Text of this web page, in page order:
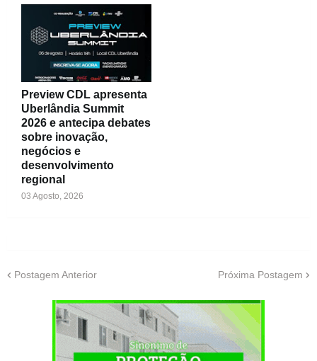
Preview CDL apresenta
Uberlândia Summit
2026 e antecipa debates
sobre inovação,
negócios e
desenvolvimento
regional
03 Agosto, 2026
Postagem Anterior Próxima Postagem